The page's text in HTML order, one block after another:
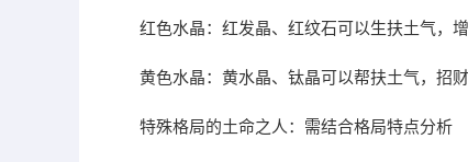
红色水晶：红发晶、红纹石可以生扶土气，
黄色水晶：黄水晶、钛晶可以帮扶土气，招
特殊格局的土命之人：需结合格局特点分析